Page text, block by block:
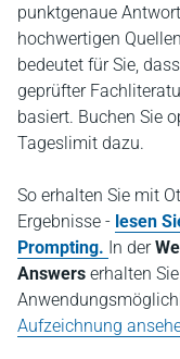
punktgenaue
hochwertigen
bedeutet für Sie,
geprüfter
basiert. Buchen Sie
Tageslimit dazu.
So erhalten Sie mit
Ergebnisse - lesen
Prompting. In der
Answers erhalten
Aufzeichnung